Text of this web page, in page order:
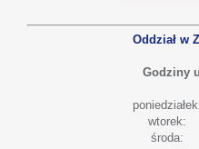
Oddział w
Godziny
wtorek:
środa: